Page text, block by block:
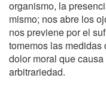
organismo, la
mismo; nos abre los
nos previene por el
tomemos las medidas
dolor moral que
arbitrariedad.